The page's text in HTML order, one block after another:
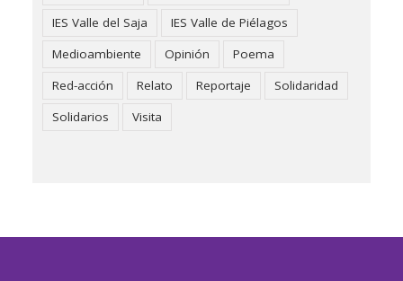
IES Valle del Saja
IES Valle de Piélagos
Medioambiente
Opinión
Poema
Red-acción
Relato Reportaje
Solidaridad
Solidarios
Visita